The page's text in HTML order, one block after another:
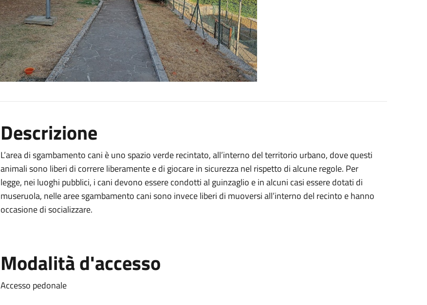
Descrizione
L’area di sgambamento cani è uno spazio verde recintato, all’interno del territorio urbano, dove questi
animali sono liberi di correre liberamente e di giocare in sicurezza nel rispetto di alcune regole. Per
legge, nei luoghi pubblici, i cani devono essere condotti al guinzaglio e in alcuni casi essere dotati di
museruola, nelle aree sgambamento cani sono invece liberi di muoversi all’interno del recinto e hanno
occasione di socializzare.
Modalità d'accesso
Accesso pedonale